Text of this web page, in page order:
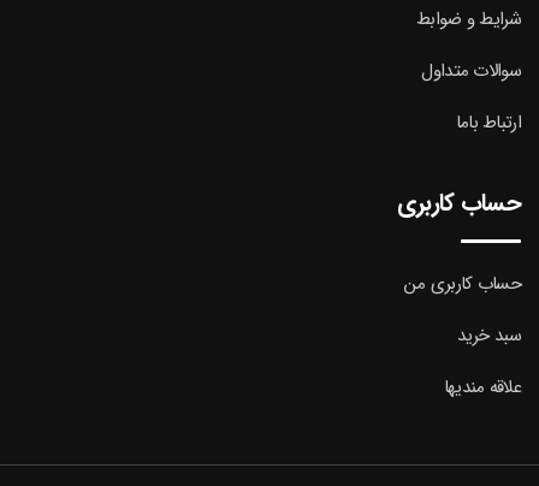
شرایط و ضوابط
سوالات متداول
ارتباط باما
حساب کاربری
حساب کاربری من
سبد خرید
علاقه مندیها